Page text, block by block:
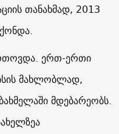
თანახმად, 2013
ერთ-ერთი
მახლობლად,
მდებარეობს.